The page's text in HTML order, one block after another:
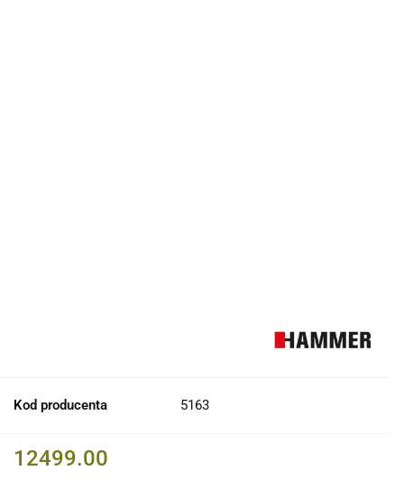
Kod producenta 5163
12499.00